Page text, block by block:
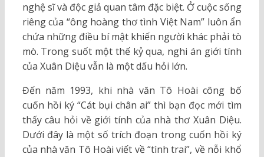
nghệ sĩ và độc giả quan tâm đặc biệt. Ở cuộc sống
riêng của “ông hoàng thơ tình Việt Nam” luôn ẩn
chứa những điều bí mật khiến người khác phải tò
mò. Trong suốt một thế kỷ qua, nghi án giới tính
của Xuân Diệu vẫn là một dấu hỏi lớn.
Đến năm 1993, khi nhà văn Tô Hoài công bố
cuốn hồi ký “Cát bụi chân ai” thì bạn đọc mới tìm
thấy câu hỏi về giới tính của nhà thơ Xuân Diệu.
Dưới đây là một số trích đoạn trong cuốn hồi ký
của nhà văn Tô Hoài viết về “tình trai”, về nỗi khổ